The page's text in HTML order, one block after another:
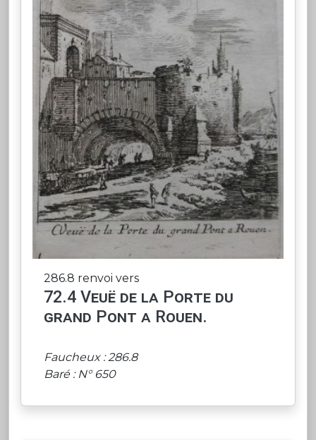
286.8 renvoi vers
72.4 Veuë de la Porte du
grand Pont a Rouen.
Faucheux : 286.8
Baré : N° 650